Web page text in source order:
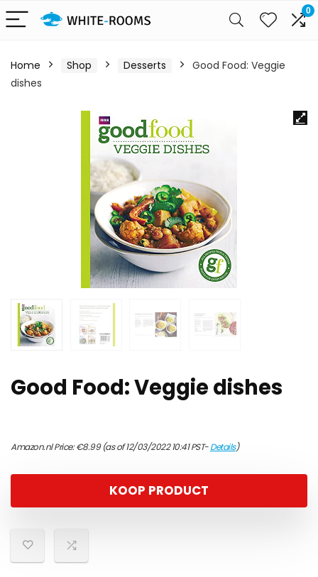
0
Home Shop Desserts
Good Food: Veggie
dishes
Good Food: Veggie dishes
Amazon.nl Price:€8.99(as of 12/03/2022 10:41 PST-Details)
KOOP PRODUCT